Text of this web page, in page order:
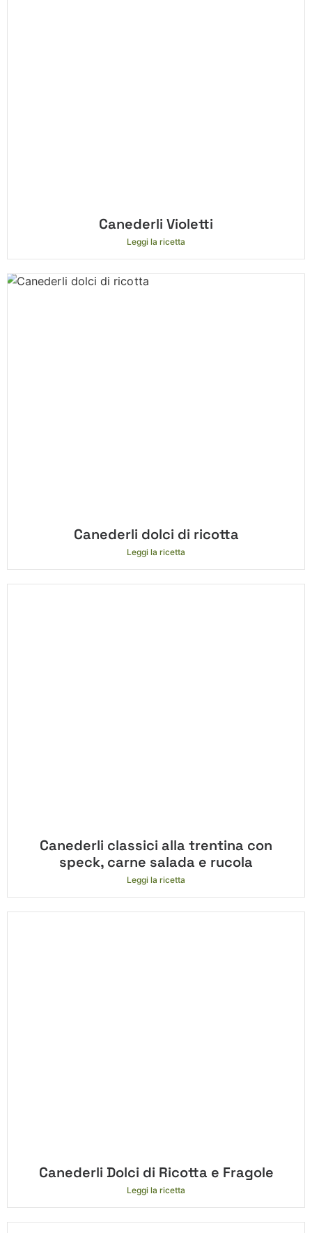
Canederli Violetti
Leggi la ricetta
Canederli dolci di ricotta
Leggi la ricetta
Canederli classici alla trentina con
speck, carne salada e rucola
Leggi la ricetta
Canederli Dolci di Ricotta e Fragole
Leggi la ricetta